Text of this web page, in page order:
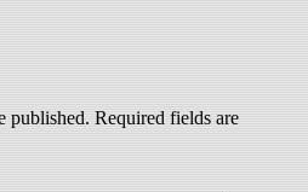
published. Required fields are